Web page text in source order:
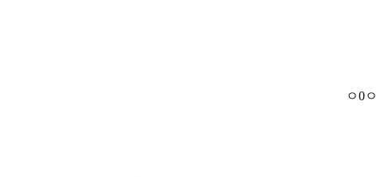
ㅇ0ㅇ